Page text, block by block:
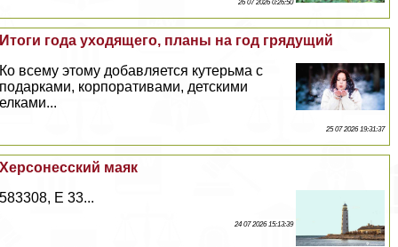
26 07 2026 0:26:50
Итоги года уходящего, планы на год грядущий
Ко всему этому добавляется кутерьма с
подарками, корпоративами, детскими
елками...
25 07 2026 19:31:37
Херсонесский маяк
583308, E 33...
24 07 2026 15:13:39